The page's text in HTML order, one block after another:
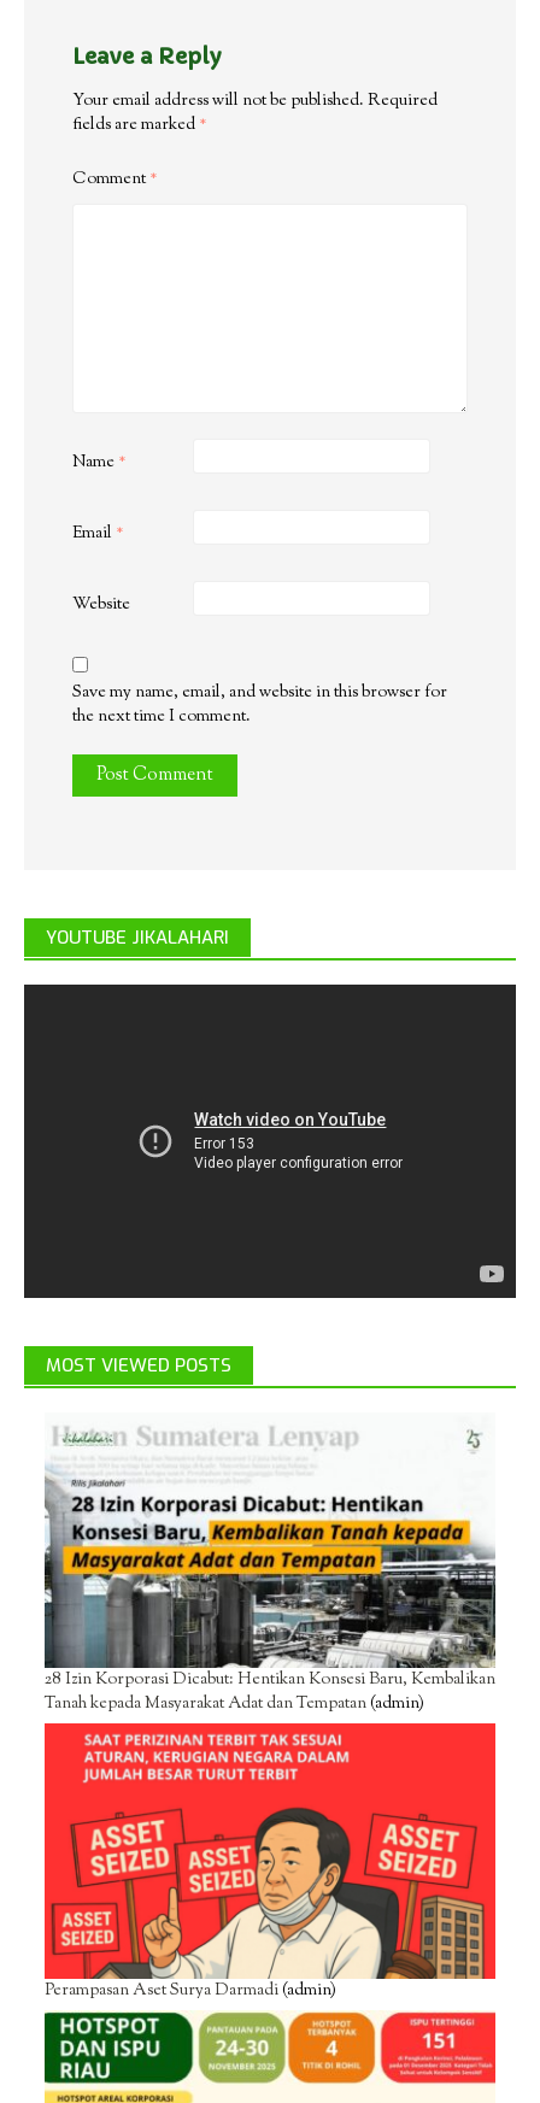
Leave a Reply
Your email address will not be published. Required
fields are marked *
Comment*
Name *
Email *
Website
Save my name, email, and website in this browser for
the next time I comment.
YOUTUBE JIKALAHARI
MOST VIEWED POSTS
28 Izin Korporasi Dicabut: Hentikan Konsesi Baru, Kembalikan
Tanah kepada Masyarakat Adat dan Tempatan(admin)
Perampasan Aset Surya Darmadi(admin)